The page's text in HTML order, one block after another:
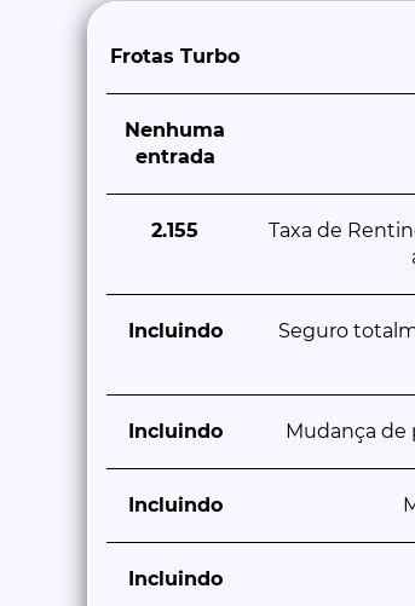
Frotas Turbo
Nenhuma
entrada
2.155
Taxa de
Incluindo
Seguro
Incluindo Mudança de
Incluindo
Incluindo